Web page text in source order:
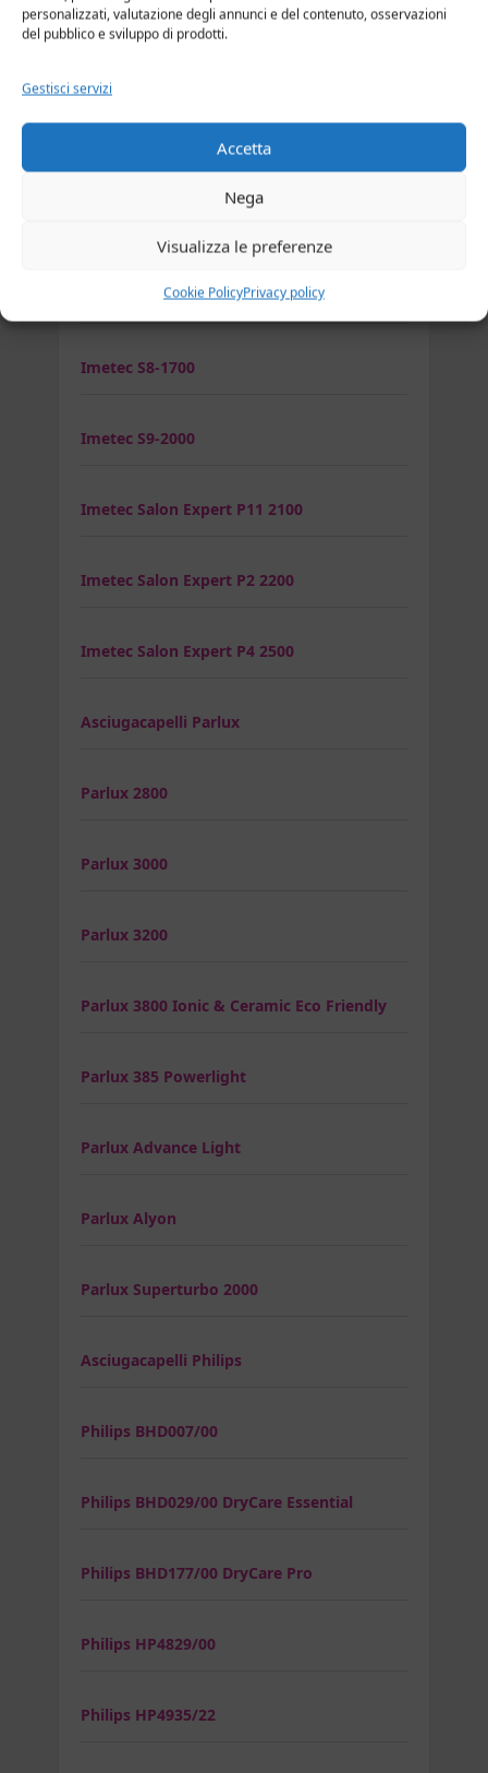
personalizzati, valutazione degli annunci e del contenuto, osservazioni
del pubblico e sviluppo di prodotti.
Gestisci servizi
Accetta
Nega
Visualizza le preferenze
Cookie PolicyPrivacy policy
Imetec CV1 2000
Imetec Eco SE1 1000
Imetec S14 2500
Imetec S8-1700
Imetec S9-2000
Imetec Salon Expert P11 2100
Imetec Salon Expert P2 2200
Imetec Salon Expert P4 2500
Asciugacapelli Parlux
Parlux 2800
Parlux 3000
Parlux 3200
Parlux 3800 Ionic & Ceramic Eco Friendly
Parlux 385 Powerlight
Parlux Advance Light
Parlux Alyon
Parlux Superturbo 2000
Asciugacapelli Philips
Philips BHD007/00
Philips BHD029/00 DryCare Essential
Philips BHD177/00 DryCare Pro
Philips HP4829/00
Philips HP4935/22